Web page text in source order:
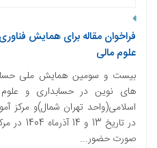
فراخوان مقاله برای همایش
علوم مالی
بیست و سومین همایش ملی
های نوین در حسابداری و علوم
اسلامی(واحد تهران شمال)و مرکز
در
صورت حضور...